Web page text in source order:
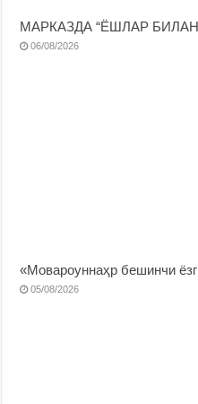
МАРКАЗДА “ЁШЛАР
06/08/2026
«Мовароуннаҳр бешинчи
05/08/2026